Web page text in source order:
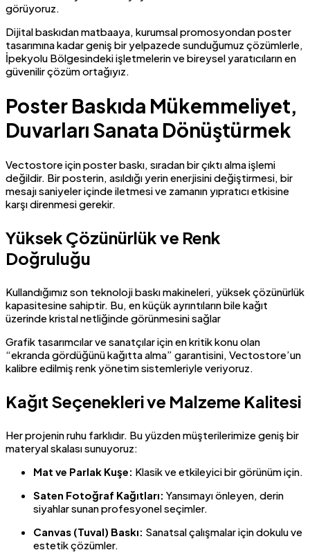
görüyoruz.
Dijital baskıdan matbaaya, kurumsal promosyondan poster
tasarımına kadar geniş bir yelpazede sunduğumuz çözümlerle,
İpekyolu Bölgesindeki işletmelerin ve bireysel yaratıcıların en
güvenilir çözüm ortağıyız.
Poster Baskıda Mükemmeliyet,
Duvarları Sanata Dönüştürmek
Vectostore için poster baskı, sıradan bir çıktı alma işlemi
değildir. Bir posterin, asıldığı yerin enerjisini değiştirmesi, bir
mesajı saniyeler içinde iletmesi ve zamanın yıpratıcı etkisine
karşı direnmesi gerekir.
Yüksek Çözünürlük ve Renk
Doğruluğu
Kullandığımız son teknoloji baskı makineleri, yüksek çözünürlük
kapasitesine sahiptir. Bu, en küçük ayrıntıların bile kağıt
üzerinde kristal netliğinde görünmesini sağlar
Grafik tasarımcılar ve sanatçılar için en kritik konu olan
“ekranda gördüğünü kağıtta alma” garantisini, Vectostore’un
kalibre edilmiş renk yönetim sistemleriyle veriyoruz.
Kağıt Seçenekleri ve Malzeme Kalitesi
Her projenin ruhu farklıdır. Bu yüzden müşterilerimize geniş bir
materyal skalası sunuyoruz:
Mat ve Parlak Kuşe: Klasik ve etkileyici bir görünüm için.
Saten Fotoğraf Kağıtları: Yansımayı önleyen, derin
siyahlar sunan profesyonel seçimler.
Canvas (Tuval) Baskı: Sanatsal çalışmalar için dokulu ve
estetik çözümler.